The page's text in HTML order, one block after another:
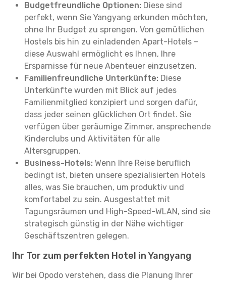
Budgetfreundliche Optionen: Diese sind
perfekt, wenn Sie Yangyang erkunden möchten,
ohne Ihr Budget zu sprengen. Von gemütlichen
Hostels bis hin zu einladenden Apart-Hotels –
diese Auswahl ermöglicht es Ihnen, Ihre
Ersparnisse für neue Abenteuer einzusetzen.
Familienfreundliche Unterkünfte: Diese
Unterkünfte wurden mit Blick auf jedes
Familienmitglied konzipiert und sorgen dafür,
dass jeder seinen glücklichen Ort findet. Sie
verfügen über geräumige Zimmer, ansprechende
Kinderclubs und Aktivitäten für alle
Altersgruppen.
Business-Hotels: Wenn Ihre Reise beruflich
bedingt ist, bieten unsere spezialisierten Hotels
alles, was Sie brauchen, um produktiv und
komfortabel zu sein. Ausgestattet mit
Tagungsräumen und High-Speed-WLAN, sind sie
strategisch günstig in der Nähe wichtiger
Geschäftszentren gelegen.
Ihr Tor zum perfekten Hotel in Yangyang
Wir bei Opodo verstehen, dass die Planung Ihrer